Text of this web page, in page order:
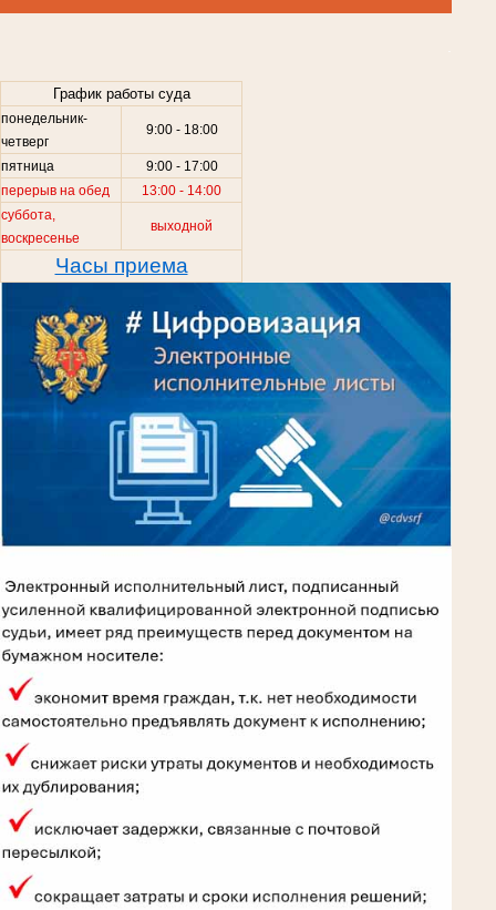
График работы суда
понедельник-
четверг
9:00 - 18:00
пятница
9:00 - 17:00
перерыв на обед
13:00 - 14:00
суббота,
воскресенье
выходной
Часы приема